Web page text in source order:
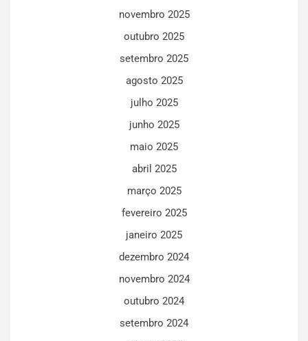
novembro 2025
outubro 2025
setembro 2025
agosto 2025
julho 2025
junho 2025
maio 2025
abril 2025
março 2025
fevereiro 2025
janeiro 2025
dezembro 2024
novembro 2024
outubro 2024
setembro 2024